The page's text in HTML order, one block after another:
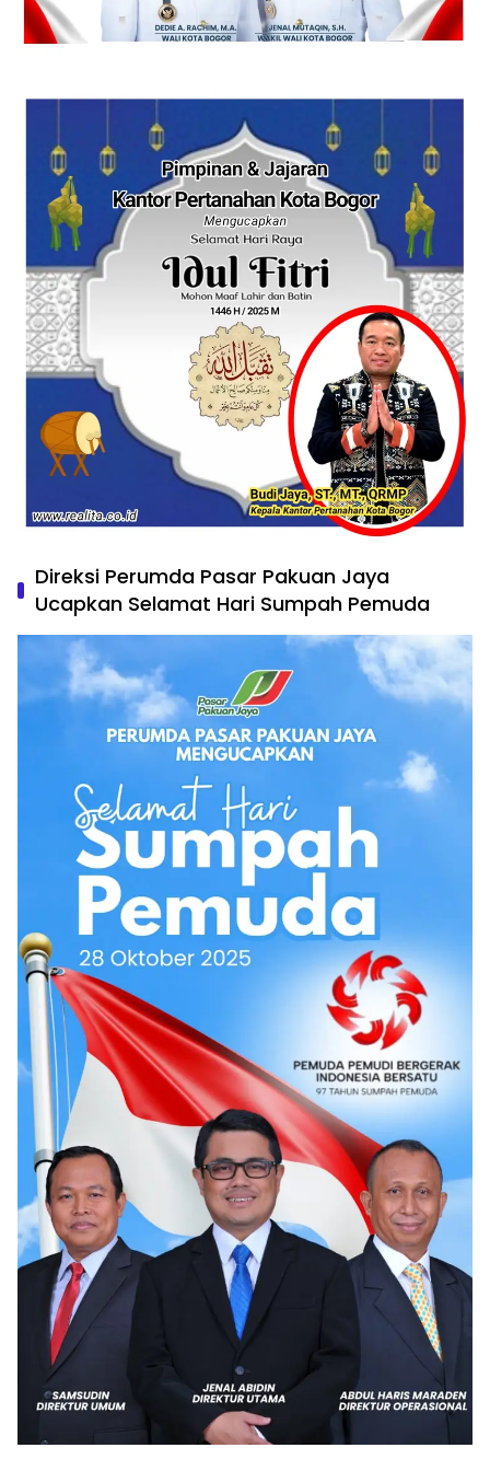
Direksi Perumda Pasar Pakuan Jaya
Ucapkan Selamat Hari Sumpah Pemuda